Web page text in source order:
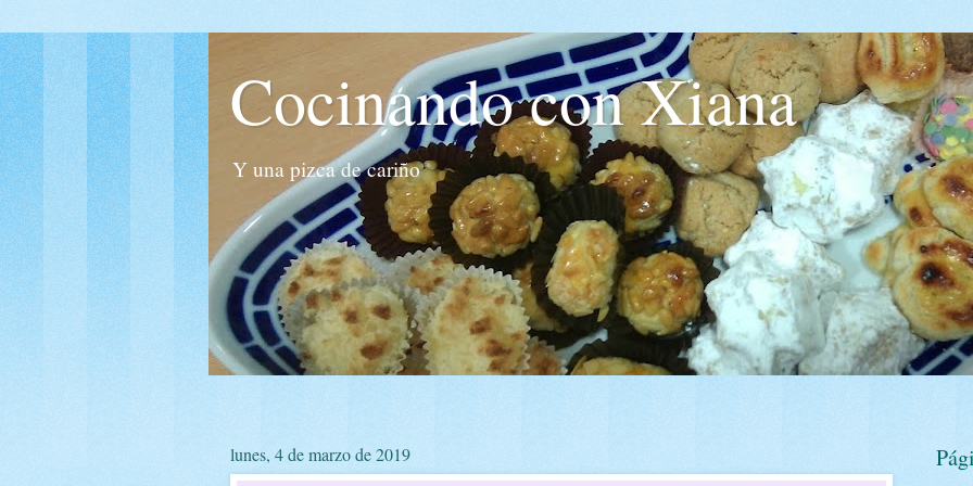
Cocinando con Xiana
Y una pizca de cariño
lunes, 4 de marzo de 2019